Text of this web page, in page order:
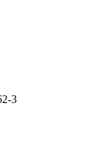
3